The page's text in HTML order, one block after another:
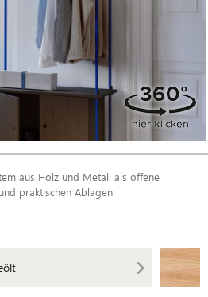
aus Holz und Metall als offene
praktischen Ablagen